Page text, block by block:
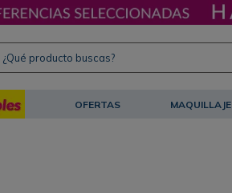
producto buscas?
OFERTAS MAQUILLAJE